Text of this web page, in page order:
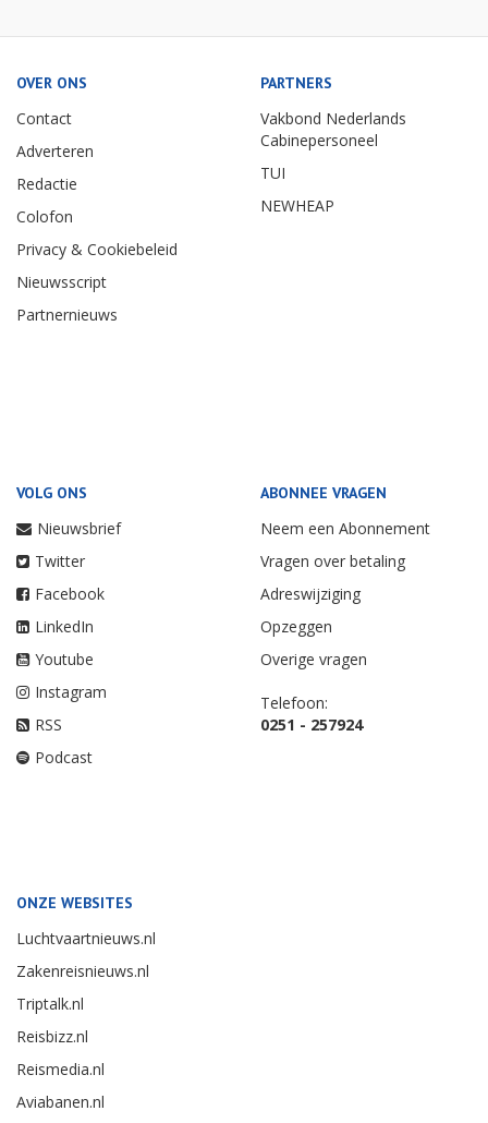
OVER ONS
Contact
Adverteren
Redactie
Colofon
Privacy & Cookiebeleid
Nieuwsscript
Partnernieuws
PARTNERS
Vakbond Nederlands
Cabinepersoneel
TUI
NEWHEAP
VOLG ONS
Nieuwsbrief
Twitter
Facebook
LinkedIn
Youtube
Instagram
RSS
Podcast
ABONNEE VRAGEN
Neem een Abonnement
Vragen over betaling
Adreswijziging
Opzeggen
Overige vragen
Telefoon:
0251 - 257924
ONZE WEBSITES
Luchtvaartnieuws.nl
Zakenreisnieuws.nl
Triptalk.nl
Reisbizz.nl
Reismedia.nl
Aviabanen.nl